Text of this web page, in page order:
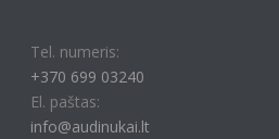
Tel. numeris:
+370 699 03240
El. paštas:
info@audinukai.lt